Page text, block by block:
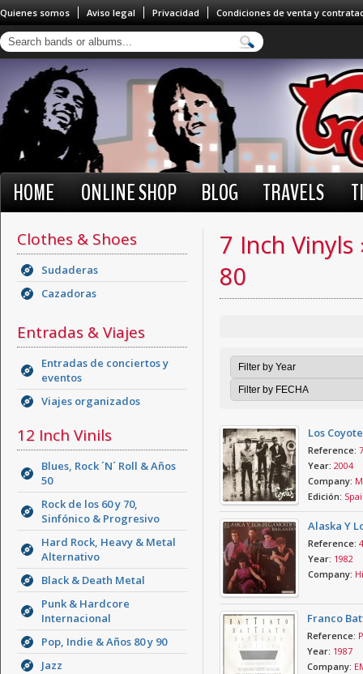
Quienes somos Aviso legal Privacidad Condiciones de venta y
HOME ONLINE SHOP BLOG TRAVELS
Clothes & Shoes
Sudaderas
Cazadoras
Entradas & Viajes
Entradas de conciertos y
eventos
Viajes organizados
12 Inch Vinils
Blues, Rock ´N´ Roll & Años
50
Rock de los 60 y 70,
Sinfónico & Progresivo
Hard Rock, Heavy & Metal
Alternativo
Black & Death Metal
Punk & Hardcore
Internacional
Pop, Indie & Años 80 y 90
Jazz
7 Inch Vinyls
80
Los
Reference:
Year: 2004
Company:
Edición:
Alaska Y
Reference:
Year: 1982
Company:
Franco
Reference:
Year: 1987
Company: